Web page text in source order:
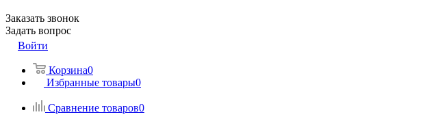
Заказать звонок
Задать вопрос
Войти
Корзина0
Избранные товары0
Сравнение товаров0